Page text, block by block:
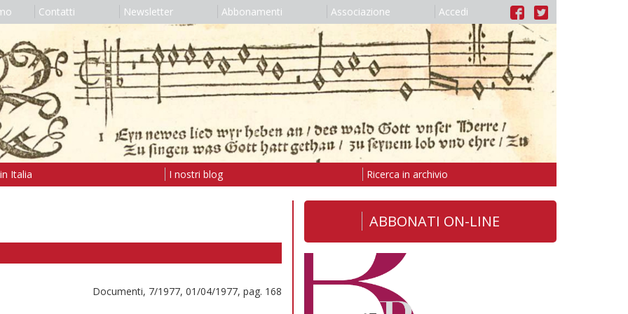
Contatti Newsletter Abbonamenti Associazione Accedi
Italia I nostri blog Ricerca in archivio
Documenti, 7/1977, 01/04/1977, pag. 168
ABBONATI ON-LINE